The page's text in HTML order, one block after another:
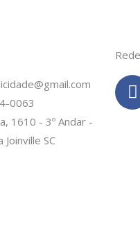
0063
1610 - 3º Andar -
Joinville SC
F
a
c